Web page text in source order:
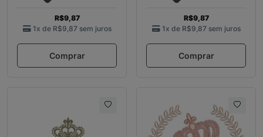
R$9,87
1x de R$9,87 sem juros
Comprar
R$9,87
1x de R$9,87 sem juros
Comprar